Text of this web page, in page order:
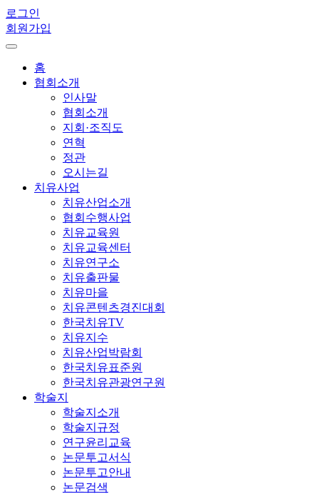
로그인
회원가입
홈
협회소개
인사말
협회소개
지회·조직도
연혁
정관
오시는길
치유사업
치유산업소개
협회수행사업
치유교육원
치유교육센터
치유연구소
치유출판물
치유마을
치유콘텐츠경진대회
한국치유TV
치유지수
치유산업박람회
한국치유표준원
한국치유관광연구원
학술지
학술지소개
학술지규정
연구윤리교육
논문투고서식
논문투고안내
논문검색